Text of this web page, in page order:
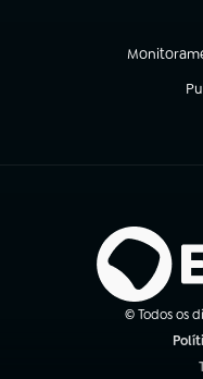
(abre em
© Todos os